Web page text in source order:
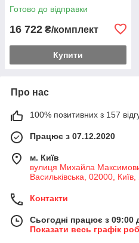
Готово до відправки
16 722 ₴/комплект
Купити
Про нас
100% позитивних з 157
Працює з 07.12.2020
м. Київ
вулиця Михайла
Васильківська, 02000, Київ,
Контакти
Сьогодні працює з 09:00
Показати весь графік